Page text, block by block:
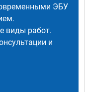
ЭБУ
виды работ.
и